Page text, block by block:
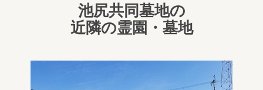
池尻共同墓地の
近隣の霊園・墓地